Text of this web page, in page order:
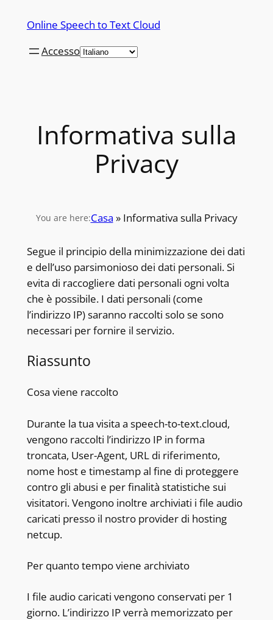
Online Speech to Text Cloud
Accesso
Informativa sulla
Privacy
You are here:Casa » Informativa sulla Privacy
Segue il principio della minimizzazione dei dati
e dell’uso parsimonioso dei dati personali. Si
evita di raccogliere dati personali ogni volta
che è possibile. I dati personali (come
l’indirizzo IP) saranno raccolti solo se sono
necessari per fornire il servizio.
Riassunto
Cosa viene raccolto
Durante la tua visita a speech-to-text.cloud,
vengono raccolti l’indirizzo IP in forma
troncata, User-Agent, URL di riferimento,
nome host e timestamp al fine di proteggere
contro gli abusi e per finalità statistiche sui
visitatori. Vengono inoltre archiviati i file audio
caricati presso il nostro provider di hosting
netcup.
Per quanto tempo viene archiviato
I file audio caricati vengono conservati per 1
giorno. L’indirizzo IP verrà memorizzato per